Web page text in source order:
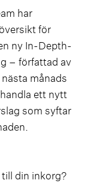
har
för
ny In-Depth-
– författad av
månads
ett nytt
som syftar
din inkorg?